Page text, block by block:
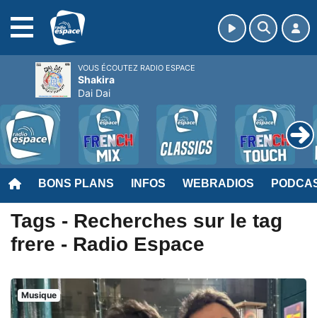
BONS PLANS INFOS WEBRADIOS
Tags - Recherches sur le tag
frere - Radio Espace
Musique
VOUS ÉCOUTEZ RADIO ESPACE
Shakira
Dai Dai